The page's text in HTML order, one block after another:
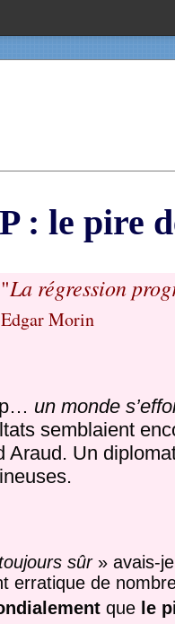
: le pire
"La régression
Edgar Morin
un monde
semblaient
Araud. Un
sûr» avais-je
erratique de
que le